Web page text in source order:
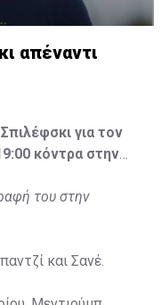
απέναντι
για τον
κόντρα στην
του στην
και Σανέ.